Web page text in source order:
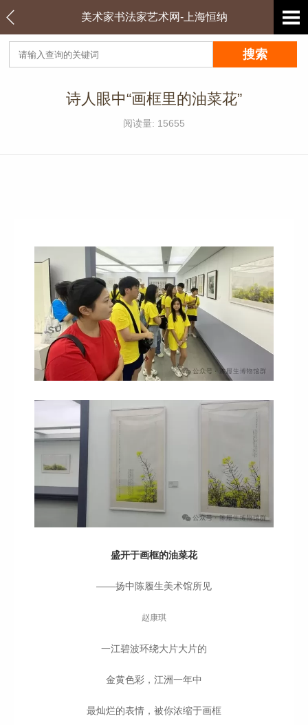
美术家书法家艺术网-上海恒纳
诗人眼中“画框里的油菜花”
阅读量: 15655
盛开于画框的油菜花
——扬中陈履生美术馆所见
赵康琪
一江碧波环绕大片大片的
金黄色彩，江洲一年中
最灿烂的表情，被你浓缩于画框